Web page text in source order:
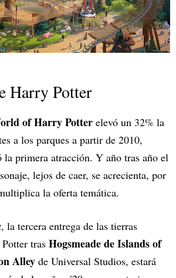
Harry Potter
of Harry Potter elevó un 32% la
a los parques a partir de 2010,
la primera atracción. Y año tras año el
lejos de caer, se acrecienta, por
la oferta temática.
, la tercera entrega de las tierras
tras Hogsmeade de Islands of
Alley de Universal Studios, estará